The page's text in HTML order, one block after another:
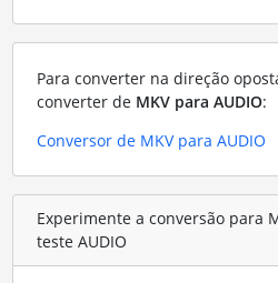
Para converter na direção
converter de MKV para AUDIO:
Conversor de MKV para AUDIO
Experimente a conversão para
teste AUDIO